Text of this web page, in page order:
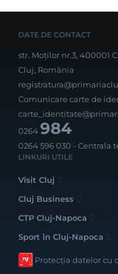
DATE DE CONTACT
str. Moților nr.3, 400001
Cluj, România
Comunicare carte de
0264984
0264 596 030 - Centrala
LINKURI UTILE
Visit Cluj
Cluj Business
CTP Cluj-Napoca
Sport în Cluj-Napoca
Protecția datelor cu